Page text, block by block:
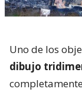
Uno de los
dibujo